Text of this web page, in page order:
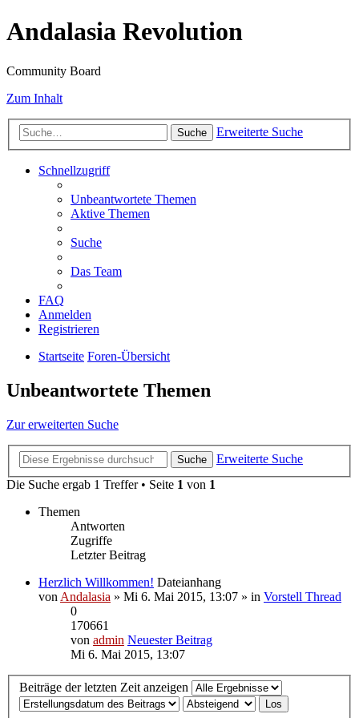
Andalasia Revolution
Community Board
Zum Inhalt
Suche Erweiterte Suche
Schnellzugriff
Unbeantwortete Themen
Aktive Themen
Suche
Das Team
FAQ
Anmelden
Registrieren
Startseite Foren-Übersicht
Unbeantwortete Themen
Zur erweiterten Suche
Suche
Erweiterte Suche
Die Suche ergab 1 Treffer • Seite 1 von 1
Themen
Antworten
Zugriffe
Letzter Beitrag
Herzlich Willkommen! Dateianhang
von Andalasia » Mi 6. Mai 2015, 13:07 » in Vorstell Thread
0
170661
von admin Neuester Beitrag
Mi 6. Mai 2015, 13:07
Beiträge der letzten Zeit anzeigen